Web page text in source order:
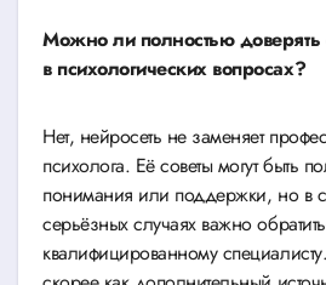
Можно ли полностью доверять
в психологических вопросах?
Нет, нейросеть не заменяет
психолога. Её советы могут быть
понимания или поддержки, но в
серьёзных случаях важно
квалифицированному